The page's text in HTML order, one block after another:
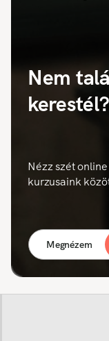
Nem
kerestél?
Nézz szét
kurzusaink
Megnézem